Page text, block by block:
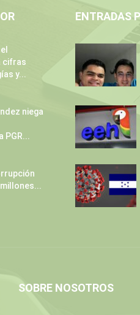
cifras
y...
niega
PGR...
ENTRADAS
SOBRE NOSOTROS